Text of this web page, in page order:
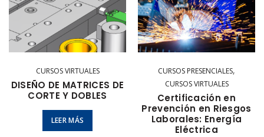
CURSOS VIRTUALES
DISEÑO DE MATRICES DE
CORTE Y DOBLES
LEER MÁS
CURSOS PRESENCIALES,
CURSOS VIRTUALES
Certificación en
Prevención en Riesgos
Laborales: Energía
Eléctrica